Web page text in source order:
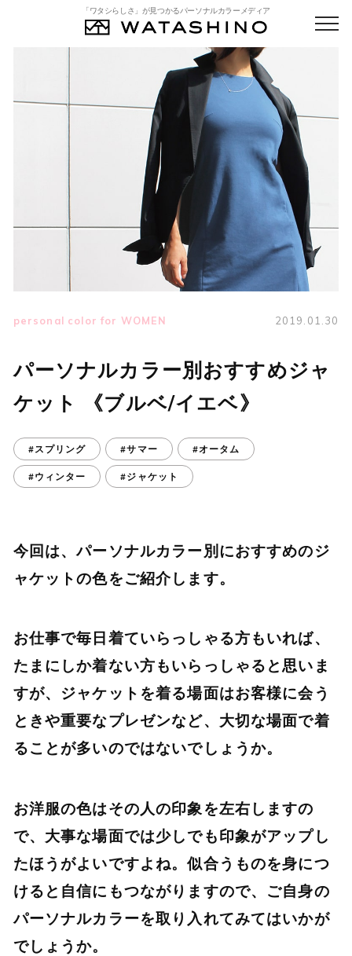
「ワタシらしさ」が見つかるパーソナルカラーメディア
personal color for WOMEN 2019.01.30
パーソナルカラー別おすすめジャ
ケット 《ブルベ/イエベ》
#スプリング #サマー #オータム
#ウィンター #ジャケット
今回は、パーソナルカラー別におすすめのジ
ャケットの色をご紹介します。
お仕事で毎日着ていらっしゃる方もいれば、
たまにしか着ない方もいらっしゃると思いま
すが、ジャケットを着る場面はお客様に会う
ときや重要なプレゼンなど、大切な場面で着
ることが多いのではないでしょうか。
お洋服の色はその人の印象を左右しますの
で、大事な場面では少しでも印象がアップし
たほうがよいですよね。似合うものを身につ
けると自信にもつながりますので、ご自身の
パーソナルカラーを取り入れてみてはいかが
でしょうか。